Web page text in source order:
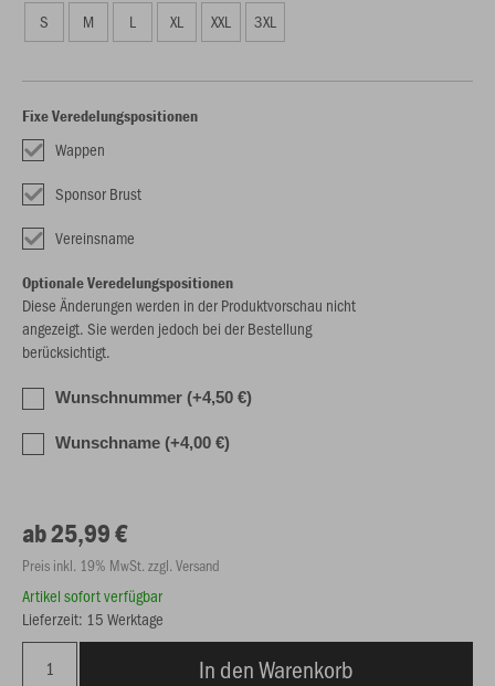
S M L XL XXL 3XL
Fixe Veredelungspositionen
Wappen
Sponsor Brust
Vereinsname
Optionale Veredelungspositionen
Diese Änderungen werden in der Produktvorschau nicht
angezeigt. Sie werden jedoch bei der Bestellung
berücksichtigt.
Wunschnummer (+4,50 €)
Wunschname (+4,00 €)
ab 25,99 €
Preis inkl. 19% MwSt. zzgl. Versand
Artikel sofort verfügbar
Lieferzeit: 15 Werktage
In den Warenkorb